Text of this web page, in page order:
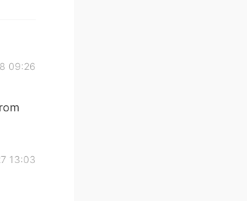
09:26
13:03